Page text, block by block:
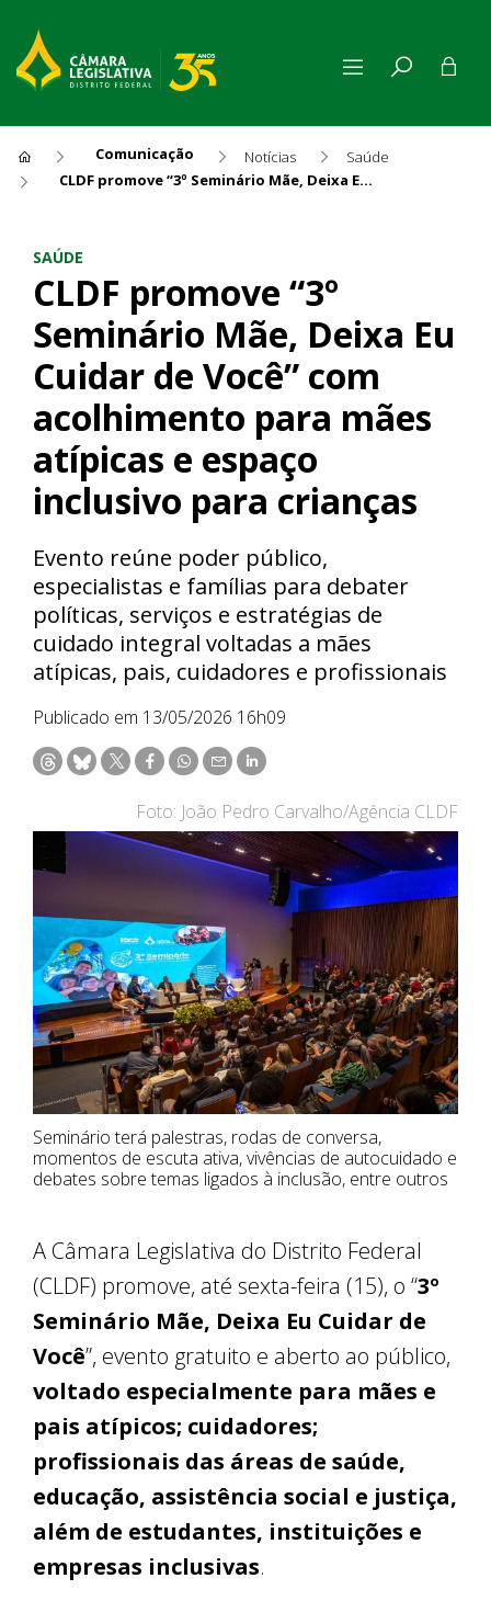
Comunicação Notícias
Saúde
CLDF promove “3º Seminário Mãe, Deixa Eu Cuidar de Você” com acolhimento para mães atípicas e espaço inclusivo para crianças
SAÚDE
CLDF promove “3º
Seminário Mãe, Deixa Eu
Cuidar de Você” com
acolhimento para mães
atípicas e espaço
inclusivo para crianças
Evento reúne poder público,
especialistas e famílias para debater
políticas, serviços e estratégias de
cuidado integral voltadas a mães
atípicas, pais, cuidadores e profissionais
Publicado em 13/05/2026 16h09
Foto: João Pedro Carvalho/Agência CLDF
Seminário terá palestras, rodas de conversa,
momentos de escuta ativa, vivências de autocuidado e
debates sobre temas ligados à inclusão, entre outros
A Câmara Legislativa do Distrito Federal
(CLDF) promove, até sexta-feira (15), o “3º
Seminário Mãe, Deixa Eu Cuidar de
Você”, evento gratuito e aberto ao público,
voltado especialmente para mães e
pais atípicos; cuidadores;
profissionais das áreas de saúde,
educação, assistência social e justiça,
além de estudantes, instituições e
empresas inclusivas.